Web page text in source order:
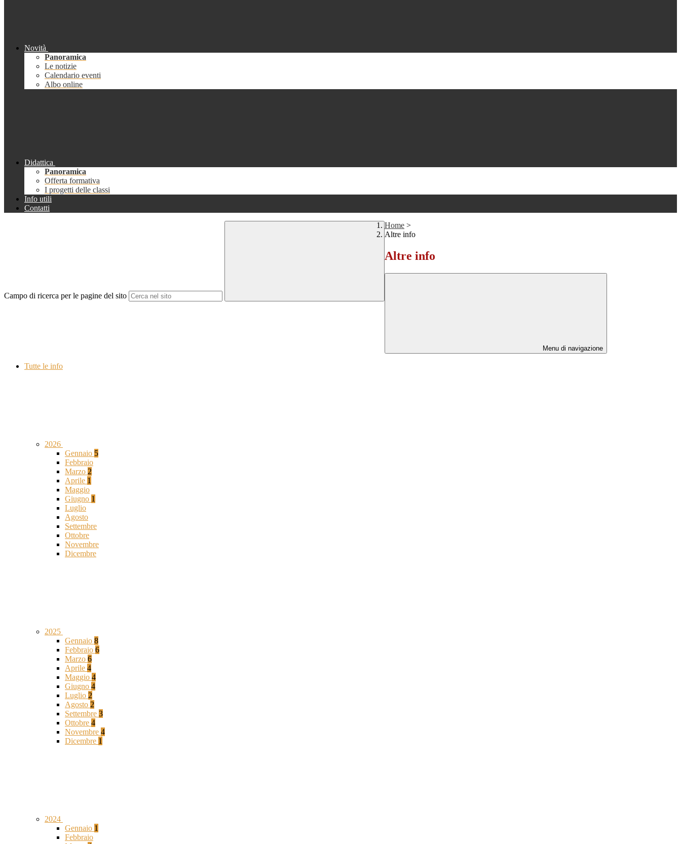
Novità
Panoramica
Le notizie
Calendario eventi
Albo online
Didattica
Panoramica
Offerta formativa
I progetti delle classi
Info utili
Contatti
Campo di ricerca per le pagine del sito
Home >
Altre info
Altre info
Menu di navigazione
Tutte le info
2026
Gennaio 5
Febbraio
Marzo 2
Aprile 1
Maggio
Giugno 1
Luglio
Agosto
Settembre
Ottobre
Novembre
Dicembre
2025
Gennaio 8
Febbraio 6
Marzo 6
Aprile 4
Maggio 4
Giugno 4
Luglio 2
Agosto 2
Settembre 3
Ottobre 4
Novembre 4
Dicembre 1
2024
Gennaio 1
Febbraio